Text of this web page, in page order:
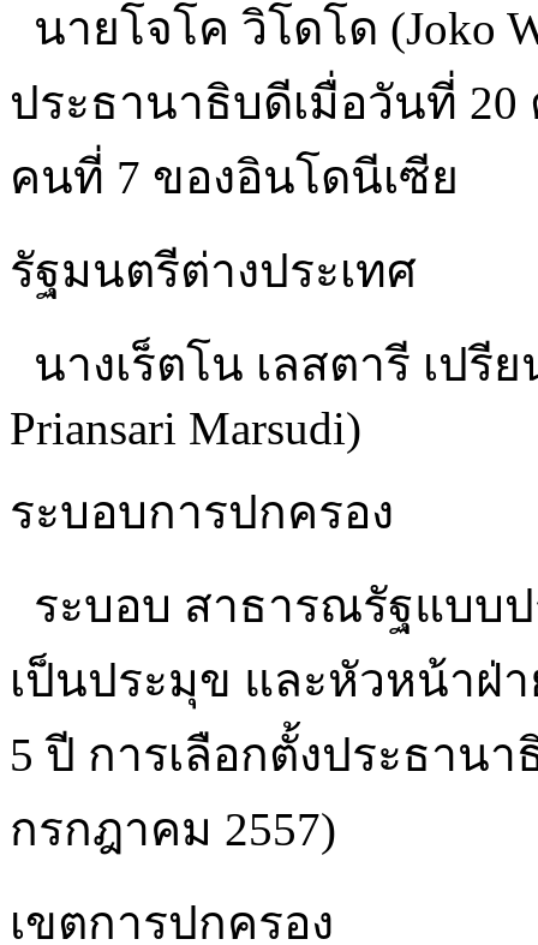
นายโจโค วิโดโด (Joko
ประธานาธิบดีเมื่อวันที่
คนที่ 7 ของอินโดนีเซีย
รัฐมนตรีต่างประเทศ
นางเร็ตโน เลสตารี เปรี
Priansari Marsudi)
ระบอบการปกครอง
ระบอบ สาธารณรัฐแบบ
เป็นประมุข และหัวหน้าฝ่
5 ปี การเลือกตั้งประธาน
กรกฎาคม 2557)
เขตการปกครอง